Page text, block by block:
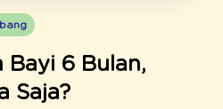
Bayi 6 Bulan,
Saja?